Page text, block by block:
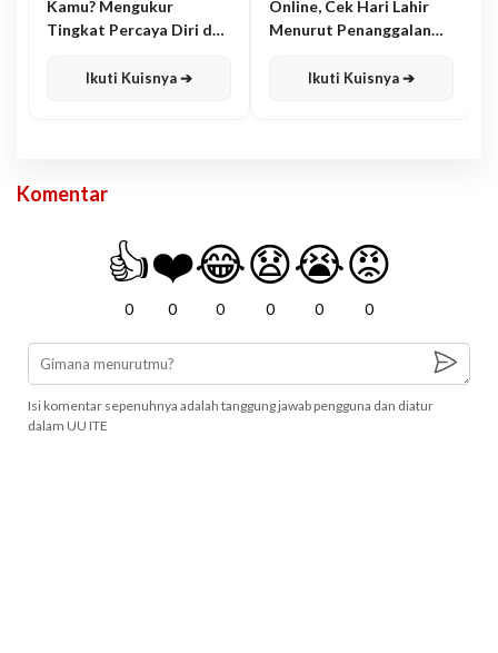
Kamu? Mengukur
Tingkat Percaya Diri dan
Ikuti Kuisnya ➔
Online, Cek Hari Lahir
Menurut Penanggalan
Ikuti Kuisnya ➔
Komentar
👍
0
❤️
0
😂
0
😧
0
😭
0
😡
0
Isi komentar sepenuhnya adalah tanggung jawab pengguna dan diatur
dalam UU ITE